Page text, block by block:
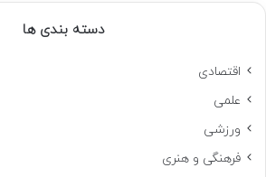
دسته بندی ها
اقتصادی
علمی
ورزشی
فرهنگی و هنری